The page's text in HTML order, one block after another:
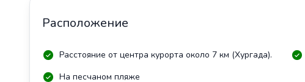
Расположение
Расстояние от центра курорта около 7 км (Хургада).
На песчаном пляже